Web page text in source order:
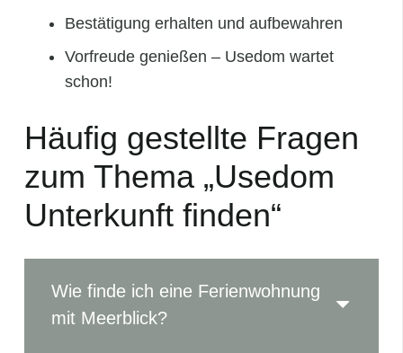
Bestätigung erhalten und aufbewahren
Vorfreude genießen – Usedom wartet
schon!
Häufig gestellte Fragen
zum Thema „Usedom
Unterkunft finden“
Wie finde ich eine Ferienwohnung
mit Meerblick?